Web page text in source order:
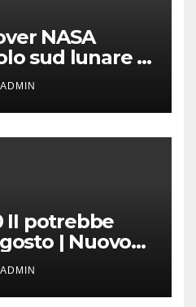
NASA
sud lunare |
ADMIN
II potrebbe
| Nuovo
ADMIN